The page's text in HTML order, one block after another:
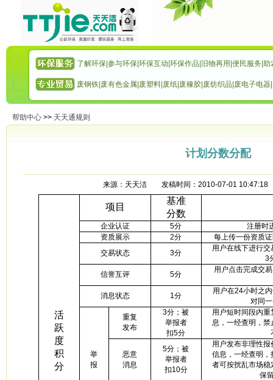
了解环保 参与环保 环保互动 环保作品 旧物再用 便民服务 助
废钢铁 废有色金属 废塑料 废纸 废橡胶 废纺织品 废电子电器
帮助中心 >> 天天通规则
计划分数分配
来源：天天洁 发稿时间：2010-07-01
活
跃
度
积
分
项目
基准
分数
企业认证 5分
注册时
资质展示
2分
每上传一份资质
交易状态
3分
用户在线下进行
3
信誉互评
5分
用户点击完成交
消息状态 1分
用户在24小时之
对同
举
报
重复
发布
3分；被
举报者
扣5分
用户短时间段内
息，一经查明，
恶意
消息
5分；被
举报者
扣10分
用户发布非理性
信息，一经查明
者可按扰乱市场
保